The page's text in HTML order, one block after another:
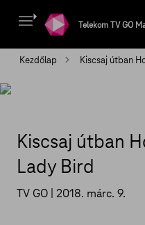
Telekom TV GO
Kezdőlap Kiscsaj útban
Kiscsaj útban
Lady Bird
TV GO | 2018. márc. 9.